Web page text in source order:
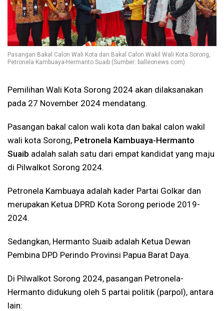
Pasangan Bakal Calon Wali Kota dan Bakal Calon Wakil Wali Kota Sorong,
Petronela Kambuaya-Hermanto Suaib (Sumber: balleonews.com)
Pemilihan Wali Kota Sorong 2024 akan dilaksanakan
pada 27 November 2024 mendatang.
Pasangan bakal calon wali kota dan bakal calon wakil
wali kota Sorong, Petronela Kambuaya-Hermanto
Suaib adalah salah satu dari empat kandidat yang maju
di Pilwalkot Sorong 2024.
Petronela Kambuaya adalah kader Partai Golkar dan
merupakan Ketua DPRD Kota Sorong periode 2019-
2024.
Sedangkan, Hermanto Suaib adalah Ketua Dewan
Pembina DPD Perindo Provinsi Papua Barat Daya.
Di Pilwalkot Sorong 2024, pasangan Petronela-
Hermanto didukung oleh 5 partai politik (parpol), antara
lain: